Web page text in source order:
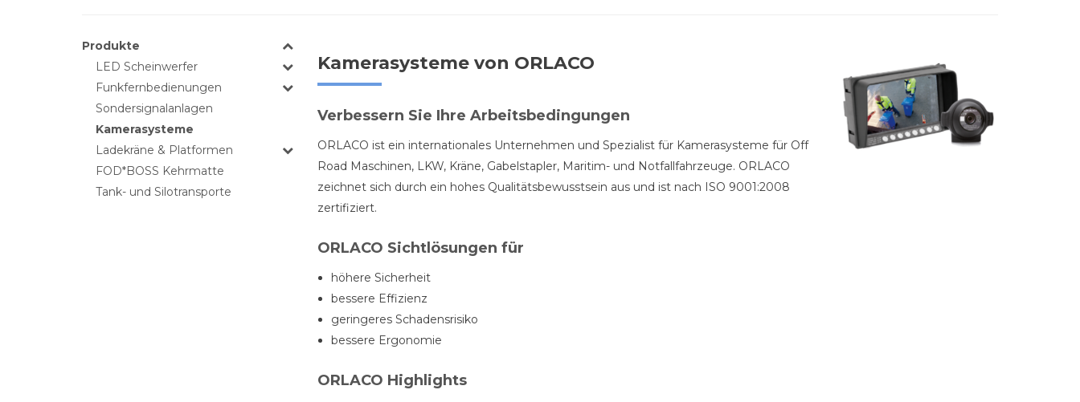
Produkte
LED Scheinwerfer
Funkfernbedienungen
Sondersignalanlagen
Kamerasysteme
Ladekräne & Platformen
FOD*BOSS Kehrmatte
Tank- und Silotransporte
Kamerasysteme von ORLACO
Verbessern Sie Ihre Arbeitsbedingungen
ORLACO ist ein internationales Unternehmen und Spezialist für Kamerasysteme für Off
Road Maschinen, LKW, Kräne, Gabelstapler, Maritim- und Notfallfahrzeuge. ORLACO
zeichnet sich durch ein hohes Qualitätsbewusstsein aus und ist nach ISO 9001:2008
zertifiziert.
ORLACO Sichtlösungen für
höhere Sicherheit
bessere Effizienz
geringeres Schadensrisiko
bessere Ergonomie
ORLACO Highlights